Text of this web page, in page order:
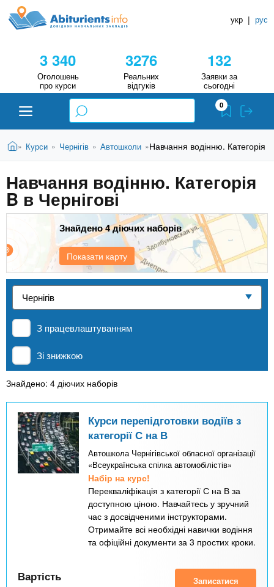
д
A
i
t
u
r
i
e
n
t
s
.
i
n
о
н
к
Н
в
ч
а
ь
и
л
а
д
3 340
Оголошень
про курси
3276
Реальних
відгуків
132
Заявки за
сьогодні
укр | рус
Абітурієнту
ЗВО (ВНЗ)
Коледжі
Курси
MBA
Онлайн курси
За кордоном
0
В
т
у
т
Головна
» Курси » Чернігів » Автошколи »Навчання водінню. Категорія B
Навчання водінню. Категорія
B в Чернігові
Показати карту
Знайдено 4 діючих наборів
З працевлаштуванням
Зі знижкою
Знайдено: 4 діючих наборів
Курси перепідготовки водіїв з
категорії С на В
Автошкола Чернігівської обласної організації
«Всеукраїнська спілка автомобілістів»
Набір на курс!
Перекваліфікація з категорії С на В за
доступною ціною. Навчайтесь у зручний
час з досвідченими інструкторами.
Отримайте всі необхідні навички водіння
та офіційні документи за 3 простих кроки.
Вартість Записатися